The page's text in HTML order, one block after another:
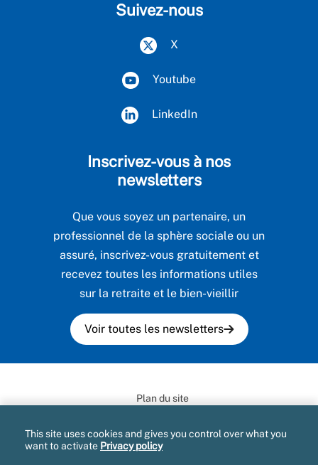
Suivez-nous
X
Youtube
LinkedIn
Inscrivez-vous à nos
newsletters
Que vous soyez un partenaire, un
professionnel de la sphère sociale ou un
assuré, inscrivez-vous gratuitement et
recevez toutes les informations utiles
sur la retraite et le bien-vieillir
Voir toutes les newsletters
Plan du site
Données personnelles
This site uses cookies and gives you control over what you
want to activate Privacy policy